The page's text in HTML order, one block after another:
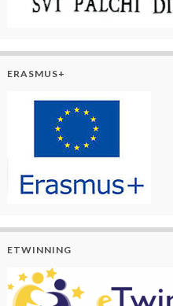
ERASMUS+
ETWINNING